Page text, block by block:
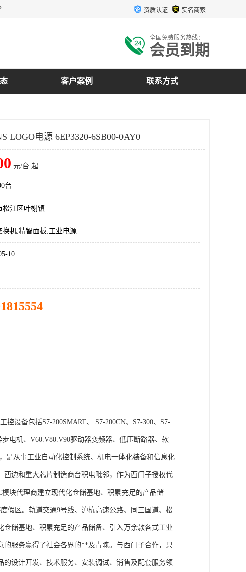
上海诗幕自动化设备有限公司是一家西门子授权分销商；主要负责：德国西门子模块代理商、西门子PLC模块总代理、西门子CPU模块代理商、西门子电缆代理、西门子触摸屏变频器总代理等专销售西门子各系列产品；实体公司，诚信经营，价格优势，品质保证，库存量大，供应！ 资质认证 实名商家
全国免费服务热线：
会员到期
客户案例 联系方式
LOGO电源 6EP3320-6SB00-0AY0
元/台 起
台
松江区叶榭镇
换机,精智面板,工业电源
10
备包括S7-200SMART、 S7-200CN、S7-300、S7-
电机、V60.V80.V90驱动器变频器、低压断路器、软
是从事工业自动化控制系统、机电一体化装备和信息化
边和重大芯片制造商台积电毗邻，作为西门子授权代
块代理商建立现代化仓储基地、积累充足的产品储
假区。轨道交通9号线、沪杭高速公路、同三国道、松
储基地、积累充足的产品储备、引入万余款各式工业
的服务赢得了社会各界的**及青睐。与西门子合作，只
设计开发、技术服务、安装调试、销售及配套服务领